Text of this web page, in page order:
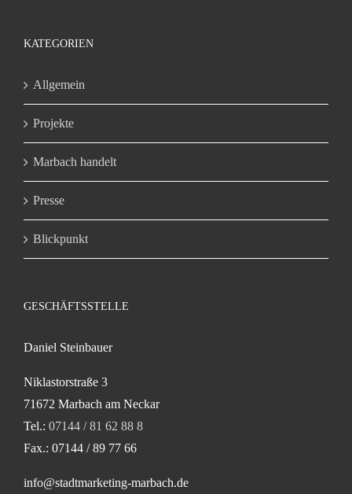
KATEGORIEN
Allgemein
Projekte
Marbach handelt
Presse
Blickpunkt
GESCHÄFTSSTELLE
Daniel Steinbauer
Niklastorstraße 3
71672 Marbach am Neckar
Tel.: 07144 / 81 62 88 8
Fax.: 07144 / 89 77 66
info@stadtmarketing-marbach.de